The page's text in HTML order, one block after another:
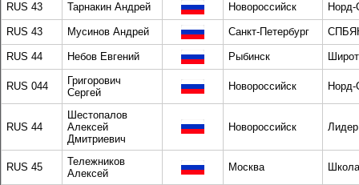
RUS 43 Тарнакин Андрей Новороссийск Норд-
RUS 43 Мусинов Андрей Санкт-Петербург
RUS 44 Небов Евгений Рыбинск
RUS 044
Григорович
Сергей
Новороссийск Норд-
RUS 44
Шестопалов
Алексей
Дмитриевич
Новороссийск Лидер
RUS 45
Тележников
Алексей
Москва